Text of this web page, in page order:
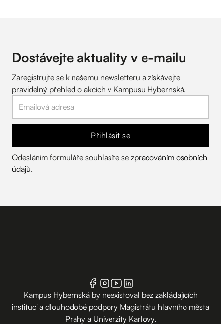
Dostávejte aktuality v e-mailu
Zaregistrujte se k našemu newsletteru a získávejte
pravidelný přehled o akcích v Kampusu Hybernská.
Přihlásit se
Odesláním formuláře souhlasíte se zpracováním osobních
údajů.
Kampus Hybernská by neexistoval bez zakládajících
institucí a dlouhodobé podpory Magistrátu hlavního města
Prahy a Univerzity Karlovy.